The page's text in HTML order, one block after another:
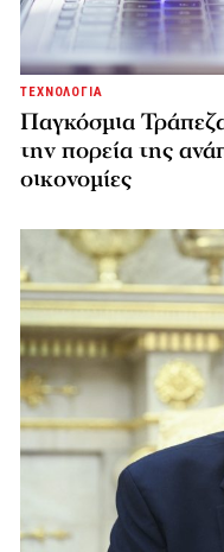
ΤΕΧΝΟΛΟΓΙΑ
Παγκόσμια
την πορεία της
οικονομίες